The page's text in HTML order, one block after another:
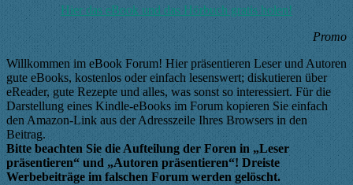
Hier das eBook und das Hörbuch gratis holen!
Promo
Willkommen im eBook Forum! Hier präsentieren Leser und Autoren
gute eBooks, kostenlos oder einfach lesenswert; diskutieren über
eReader, gute Rezepte und alles, was sonst so interessiert. Für die
Darstellung eines Kindle-eBooks im Forum kopieren Sie einfach
den Amazon-Link aus der Adresszeile Ihres Browsers in den
Beitrag.
Bitte beachten Sie die Aufteilung der Foren in „Leser
präsentieren“ und „Autoren präsentieren“! Dreiste
Werbebeiträge im falschen Forum werden gelöscht.